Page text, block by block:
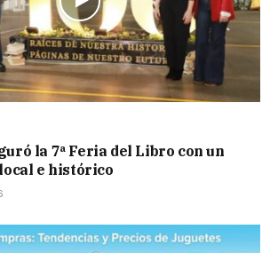
la 7ª Feria del Libro con un
e histórico